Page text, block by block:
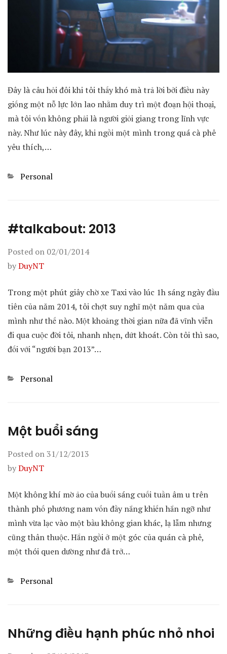
Đây là câu hỏi đôi khi tôi thấy khó mà trả lời bởi điều này
giống một nỗ lực lớn lao nhằm duy trì một đoạn hội thoại,
mà tôi vốn không phải là người giỏi giang trong lĩnh vực
này. Như lúc này đây, khi ngồi một mình trong quá cà phê
yêu thích,…
Categories
Personal
#talkabout: 2013
Posted on 02/01/2014
byDuyNT
Trong một phút giây chờ xe Taxi vào lúc 1h sáng ngày đầu
tiên của năm 2014, tôi chợt suy nghĩ một năm qua của
mình như thế nào. Một khoảng thời gian nữa đã vĩnh viễn
đi qua cuộc đời tôi, nhanh nhẹn, dứt khoát. Còn tôi thì sao,
đối với “người bạn 2013”…
Categories
Personal
Một buổi sáng
Posted on 31/12/2013
byDuyNT
Một không khí mờ ảo của buổi sáng cuối tuần âm u trên
thành phố phương nam vốn đầy nắng khiến hắn ngỡ như
mình vừa lạc vào một bầu không gian khác, lạ lẫm nhưng
cũng thân thuộc. Hắn ngồi ở một góc của quán cà phê,
một thói quen dường như đã trở…
Categories
Personal
Những điều hạnh phúc nhỏ nhoi